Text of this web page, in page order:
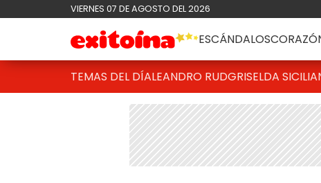
VIERNES 07 DE AGOSTO DEL 2026
ESCÁNDALOS
TEMAS DEL DÍALEANDRO RUDGRISELDA